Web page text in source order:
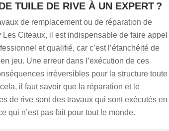
TUILE DE RIVE À UN EXPERT ?
de remplacement ou de réparation de
Citeaux, il est indispensable de faire appel
et qualifié, car c’est l’étanchéité de
jeu. Une erreur dans l’exécution de ces
irréversibles pour la structure toute
il faut savoir que la réparation et le
de rive sont des travaux qui sont exécutés en
qui n’est pas fait pour tout le monde.